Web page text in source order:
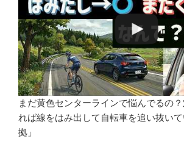
まだ黄色センターラインで悩んでるの
れば線をはみ出して自転車を追い抜い
拠」